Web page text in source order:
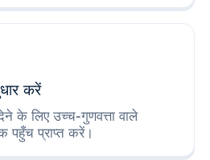
करें
के लिए उच्च-गुणवत्ता वाले
प्राप्त करें।